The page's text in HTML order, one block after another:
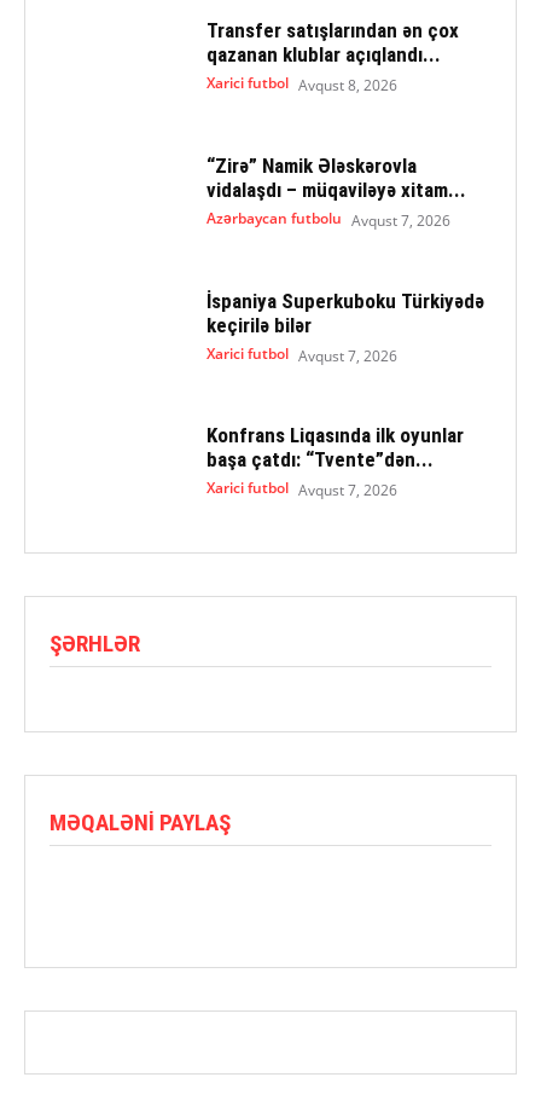
Transfer satışlarından ən çox
qazanan klublar açıqlandı...
Xarici futbol Avqust 8, 2026
“Zirə” Namik Ələskərovla
vidalaşdı – müqaviləyə xitam...
Azərbaycan futbolu Avqust 7, 2026
İspaniya Superkuboku Türkiyədə
keçirilə bilər
Xarici futbol Avqust 7, 2026
Konfrans Liqasında ilk oyunlar
başa çatdı: “Tvente”dən...
Xarici futbol Avqust 7, 2026
ŞƏRHLƏR
MƏQALƏNI PAYLAŞ